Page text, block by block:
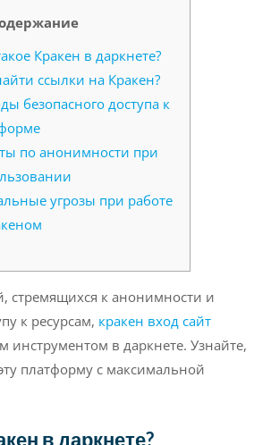
Кракен в даркнете?
ссылки на Кракен?
безопасного доступа к
по анонимности при
угрозы при работе
стремящихся к анонимности и
к ресурсам, кракен вход сайт
инструментом в даркнете. Узнайте,
платформу с максимальной
в даркнете?